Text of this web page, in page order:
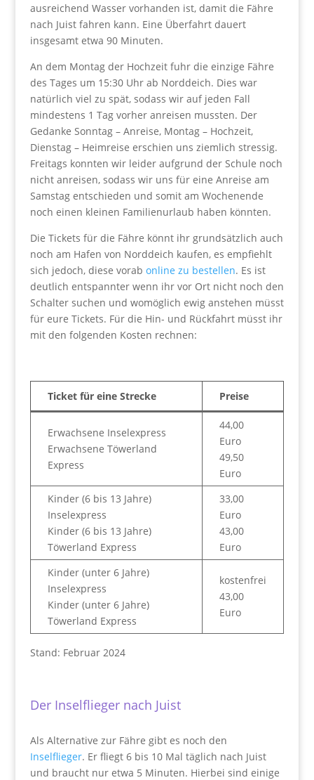
ausreichend Wasser vorhanden ist, damit die Fähre
nach Juist fahren kann. Eine Überfahrt dauert
insgesamt etwa 90 Minuten.
An dem Montag der Hochzeit fuhr die einzige Fähre
des Tages um 15:30 Uhr ab Norddeich. Dies war
natürlich viel zu spät, sodass wir auf jeden Fall
mindestens 1 Tag vorher anreisen mussten. Der
Gedanke Sonntag – Anreise, Montag – Hochzeit,
Dienstag – Heimreise erschien uns ziemlich stressig.
Freitags konnten wir leider aufgrund der Schule noch
nicht anreisen, sodass wir uns für eine Anreise am
Samstag entschieden und somit am Wochenende
noch einen kleinen Familienurlaub haben könnten.
Die Tickets für die Fähre könnt ihr grundsätzlich auch
noch am Hafen von Norddeich kaufen, es empfiehlt
sich jedoch, diese vorab online zu bestellen. Es ist
deutlich entspannter wenn ihr vor Ort nicht noch den
Schalter suchen und womöglich ewig anstehen müsst
für eure Tickets. Für die Hin- und Rückfahrt müsst ihr
mit den folgenden Kosten rechnen:
Ticket für eine Strecke Preise
Erwachsene Inselexpress
Erwachsene Töwerland
Express
44,00
Euro
49,50
Euro
Kinder (6 bis 13 Jahre)
Inselexpress
Kinder (6 bis 13 Jahre)
Töwerland Express
33,00
Euro
43,00
Euro
Kinder (unter 6 Jahre)
Inselexpress
Kinder (unter 6 Jahre)
Töwerland Express
kostenfrei
43,00
Euro
Stand: Februar 2024
Der Inselflieger nach Juist
Als Alternative zur Fähre gibt es noch den
Inselflieger. Er fliegt 6 bis 10 Mal täglich nach Juist
und braucht nur etwa 5 Minuten. Hierbei sind einige